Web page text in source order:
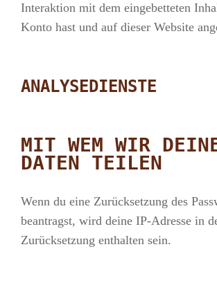
Interaktion mit dem eingebetteten
Konto hast und auf dieser Website
ANALYSEDIENSTE
MIT WEM WIR
DATEN TEILEN
Wenn du eine Zurücksetzung des
beantragst, wird deine IP-Adresse in
Zurücksetzung enthalten sein.